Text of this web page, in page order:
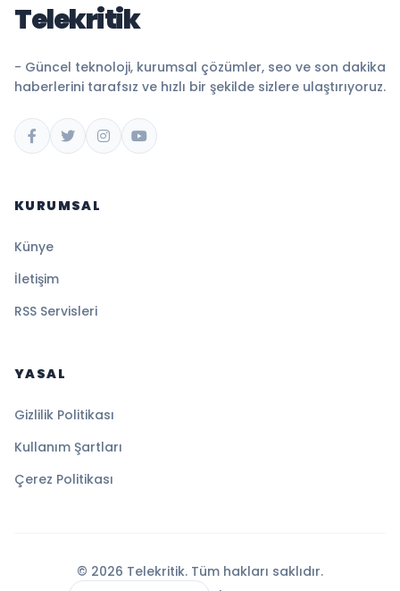
Telekritik
- Güncel teknoloji, kurumsal çözümler, seo ve son dakika
haberlerini tarafsız ve hızlı bir şekilde sizlere ulaştırıyoruz.
KURUMSAL
Künye
İletişim
RSS Servisleri
YASAL
Gizlilik Politikası
Kullanım Şartları
Çerez Politikası
© 2026 Telekritik. Tüm hakları saklıdır.